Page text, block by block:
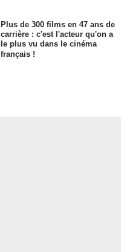
Plus de 300 films en 47 ans de
carrière : c'est l'acteur qu'on a
le plus vu dans le cinéma
français !